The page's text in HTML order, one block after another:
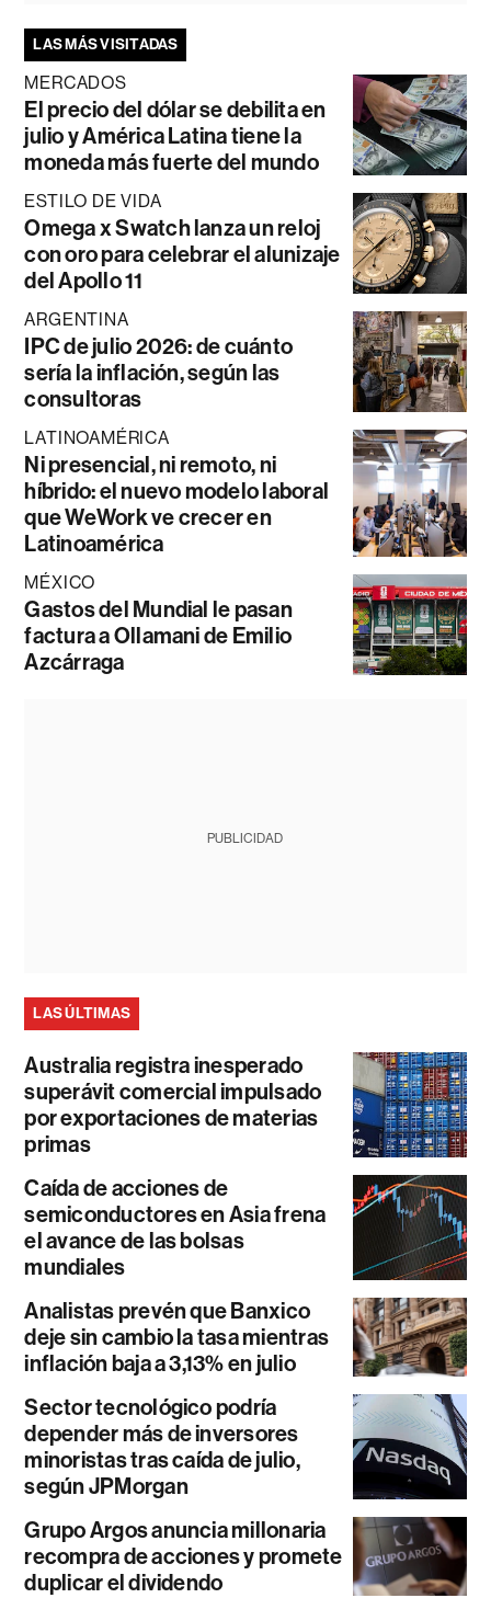
LAS MÁS VISITADAS
MERCADOS
El precio del dólar se debilita en
julio y América Latina tiene la
moneda más fuerte del mundo
ESTILO DE VIDA
Omega x Swatch lanza un reloj
con oro para celebrar el alunizaje
del Apollo 11
ARGENTINA
IPC de julio 2026: de cuánto
sería la inflación, según las
consultoras
LATINOAMÉRICA
Ni presencial, ni remoto, ni
híbrido: el nuevo modelo laboral
que WeWork ve crecer en
Latinoamérica
MÉXICO
Gastos del Mundial le pasan
factura a Ollamani de Emilio
Azcárraga
PUBLICIDAD
LAS ÚLTIMAS
Australia registra inesperado
superávit comercial impulsado
por exportaciones de materias
primas
Caída de acciones de
semiconductores en Asia frena
el avance de las bolsas
mundiales
Analistas prevén que Banxico
deje sin cambio la tasa mientras
inflación baja a 3,13% en julio
Sector tecnológico podría
depender más de inversores
minoristas tras caída de julio,
según JPMorgan
Grupo Argos anuncia millonaria
recompra de acciones y promete
duplicar el dividendo